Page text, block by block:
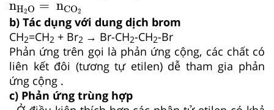
nH2O = nCO2
nH 2 O= nCO
b) Tác dụng với dung dịch brom
CH2=CH2 + Br2 → Br-CH2-CH2-Br
Phản ứng trên gọi là phản ứng cộng, các chất có
liên kết đôi (tương tự etilen) dễ tham gia phản
ứng cộng .
c) Phản ứng trùng hợp